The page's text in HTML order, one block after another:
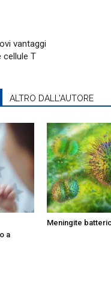
vantaggi
cellule T
ALTRO DALL'AUTORE
a
Meningite